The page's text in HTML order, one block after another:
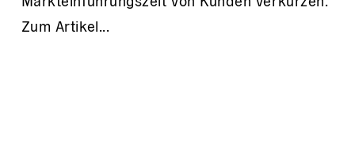
Zum Artikel...